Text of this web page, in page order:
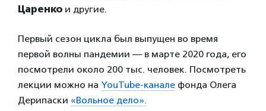
Царенко и другие.
Первый сезон цикла был выпущен во время
первой волны пандемии — в марте 2020 года, его
посмотрели около 200 тыс. человек. Посмотреть
лекции можно на YouTube-канале фонда Олега
Дерипаски «Вольное дело».